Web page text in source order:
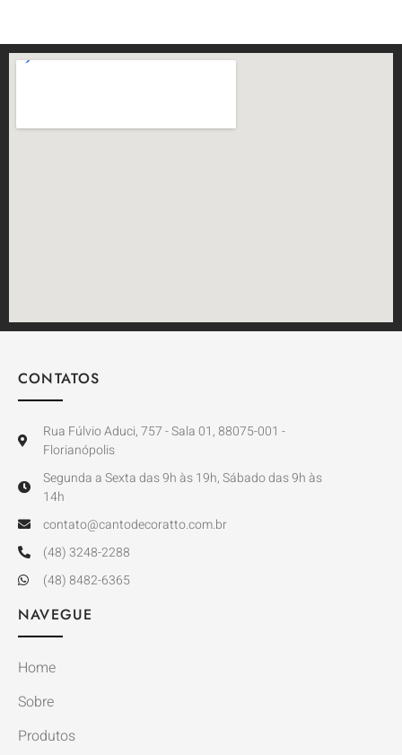
CONTATOS
Rua Fúlvio Aduci, 757 - Sala 01, 88075-001 -
Florianópolis
Segunda a Sexta das 9h às 19h, Sábado das 9h às
14h
contato@cantodecoratto.com.br
(48) 3248-2288
(48) 8482-6365
NAVEGUE
Home
Sobre
Produtos